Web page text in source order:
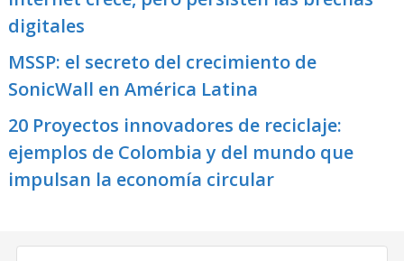
digitales
MSSP: el secreto del crecimiento de
SonicWall en América Latina
20 Proyectos innovadores de reciclaje:
ejemplos de Colombia y del mundo que
impulsan la economía circular